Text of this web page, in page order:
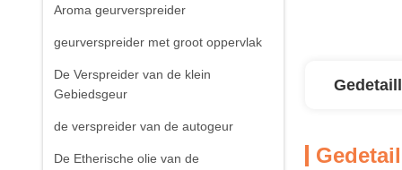
Aroma geurverspreider
geurverspreider met groot oppervlak
De Verspreider van de klein
Gebiedsgeur
de verspreider van de autogeur
De Etherische olie van de